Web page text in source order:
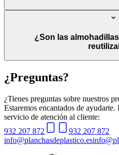
¿Son las
¿Preguntas?
¿Tienes preguntas sobre nuestros
Estaremos encantados de
servicio de atención al cliente:
932 207 872
932 207 872
info@planchasdeplastico.es